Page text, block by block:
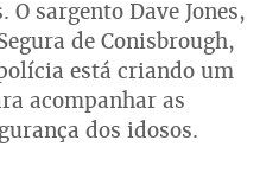
sargento Dave Jones,
de Conisbrough,
está criando um
acompanhar as
dos idosos.